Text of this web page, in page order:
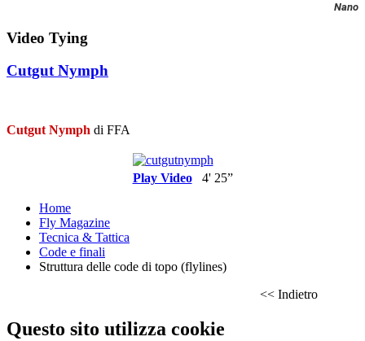
Nano
Video Tying
Cutgut Nymph
Cutgut Nymph di FFA
Play Video 4' 25”
Home
Fly Magazine
Tecnica & Tattica
Code e finali
Struttura delle code di topo (flylines)
<< Indietro
Questo sito utilizza cookie